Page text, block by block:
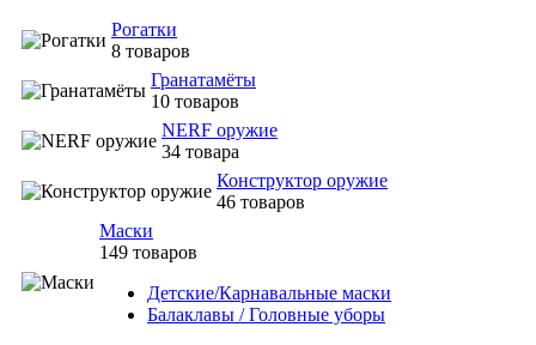
Рогатки
8 товаров
Гранатамёты
10 товаров
NERF оружие
34 товара
Конструктор оружие
46 товаров
Маски
149 товаров
Детские/Карнавальные маски
Балаклавы / Головные уборы